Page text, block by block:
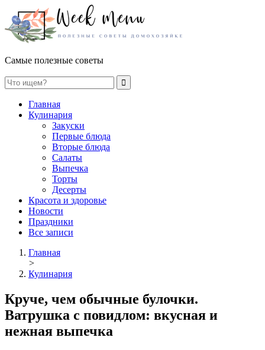
Самые полезные советы
Главная
Кулинария
Закуски
Первые блюда
Вторые блюда
Салаты
Выпечка
Торты
Десерты
Красота и здоровье
Новости
Праздники
Все записи
Главная
>
Кулинария
Круче, чем обычные булочки.
Ватрушка с повидлом: вкусная и
нежная выпечка